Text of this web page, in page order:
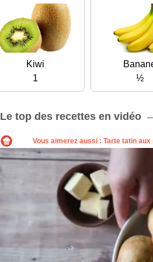
Kiwi
1
½
Le top des recettes en vidéo